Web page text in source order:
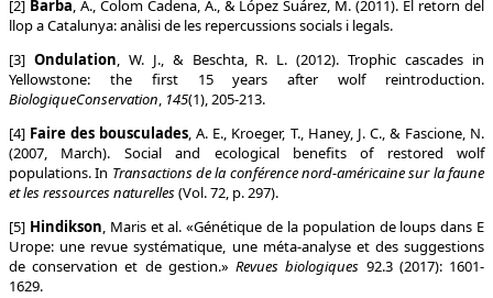
[2] Barba, A., Colom Cadena, A., & López Suárez, M. (2011). El retorn del
llop a Catalunya: anàlisi de les repercussions socials i legals.
[3] Ondulation, W. J., & Beschta, R. L. (2012). Trophic cascades in
Yellowstone: the first 15 years after wolf reintroduction.
BiologiqueConservation, 145(1), 205-213.
[4] Faire des bousculades, A. E., Kroeger, T., Haney, J. C., & Fascione, N.
(2007, March). Social and ecological benefits of restored wolf
populations. In Transactions de la conférence nord-américaine sur la faune
et les ressources naturelles(Vol. 72, p. 297).
[5] Hindikson, Maris et al. «Génétique de la population de loups dans E
Urope: une revue systématique, une méta-analyse et des suggestions
de conservation et de gestion.»Revues biologiques 92.3 (2017): 1601-
1629.